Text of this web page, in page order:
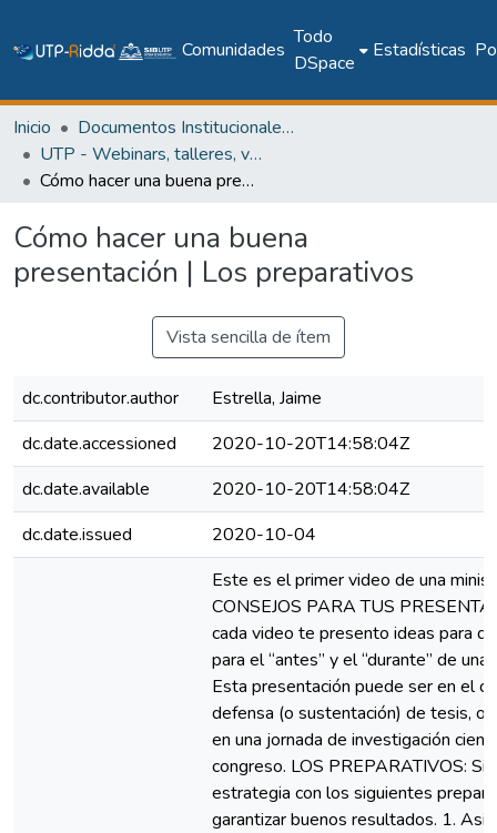
Comunidades
Todo
DSpace
Estadísticas
Inicio
Documentos Institucionales y Memoria Universitaria
UTP - Webinars, talleres, videoconferencias y cápsulas institucionales
Cómo hacer una buena presentación | Los preparativos
Cómo hacer una buena
presentación | Los preparativos
Vista sencilla de ítem
dc.contributor.author
Estrella, Jaime
dc.date.accessioned
2020-10-20T14:58:04Z
dc.date.available
2020-10-20T14:58:04Z
dc.date.issued
2020-10-04
Este es el primer video de una
CONSEJOS PARA TUS
cada video te presento ideas para
para el “antes” y el “durante” de
Esta presentación puede ser en el
defensa (o sustentación) de tesis, o
en una jornada de investigación
congreso. LOS PREPARATIVOS:
estrategia con los siguientes
garantizar buenos resultados. 1.